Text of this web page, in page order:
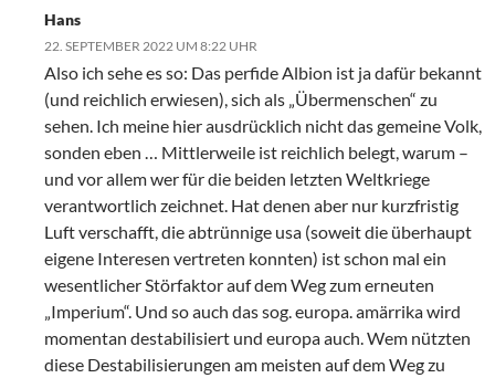
Hans
22. SEPTEMBER 2022 UM 8:22 UHR
Also ich sehe es so: Das perfide Albion ist ja dafür bekannt
(und reichlich erwiesen), sich als „Übermenschen“ zu
sehen. Ich meine hier ausdrücklich nicht das gemeine Volk,
sonden eben … Mittlerweile ist reichlich belegt, warum –
und vor allem wer für die beiden letzten Weltkriege
verantwortlich zeichnet. Hat denen aber nur kurzfristig
Luft verschafft, die abtrünnige usa (soweit die überhaupt
eigene Interesen vertreten konnten) ist schon mal ein
wesentlicher Störfaktor auf dem Weg zum erneuten
„Imperium“. Und so auch das sog. europa. amärrika wird
momentan destabilisiert und europa auch. Wem nützten
diese Destabilisierungen am meisten auf dem Weg zu